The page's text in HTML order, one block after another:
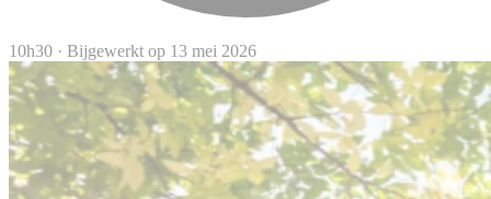
10h30 · Bijgewerkt op 13 mei 2026